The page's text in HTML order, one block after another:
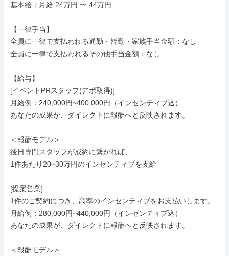
基本給：月給 24万円 〜 44万円
【一律手当】
全員に一律で支払われる通勤・皆勤・家族手当金額：なし
全員に一律で支払われるその他手当金額：なし
【給与】
[イベントPRスタッフ(アポ取得)]
月給例：240,000円~400,000円（インセンティブ込）
あなたの成果が、ダイレクトに報酬へと反映されます。
＜報酬モデル＞
後日専門スタッフが成約に繋がれば、
1件あたり20~30万円のインセンティブを支給
[提案営業]
1件のご契約につき、高率のインセンティブをお支払いします。
月給例：280,000円~440,000円（インセンティブ込）
あなたの成果が、ダイレクトに報酬へと反映されます。
＜報酬モデル＞